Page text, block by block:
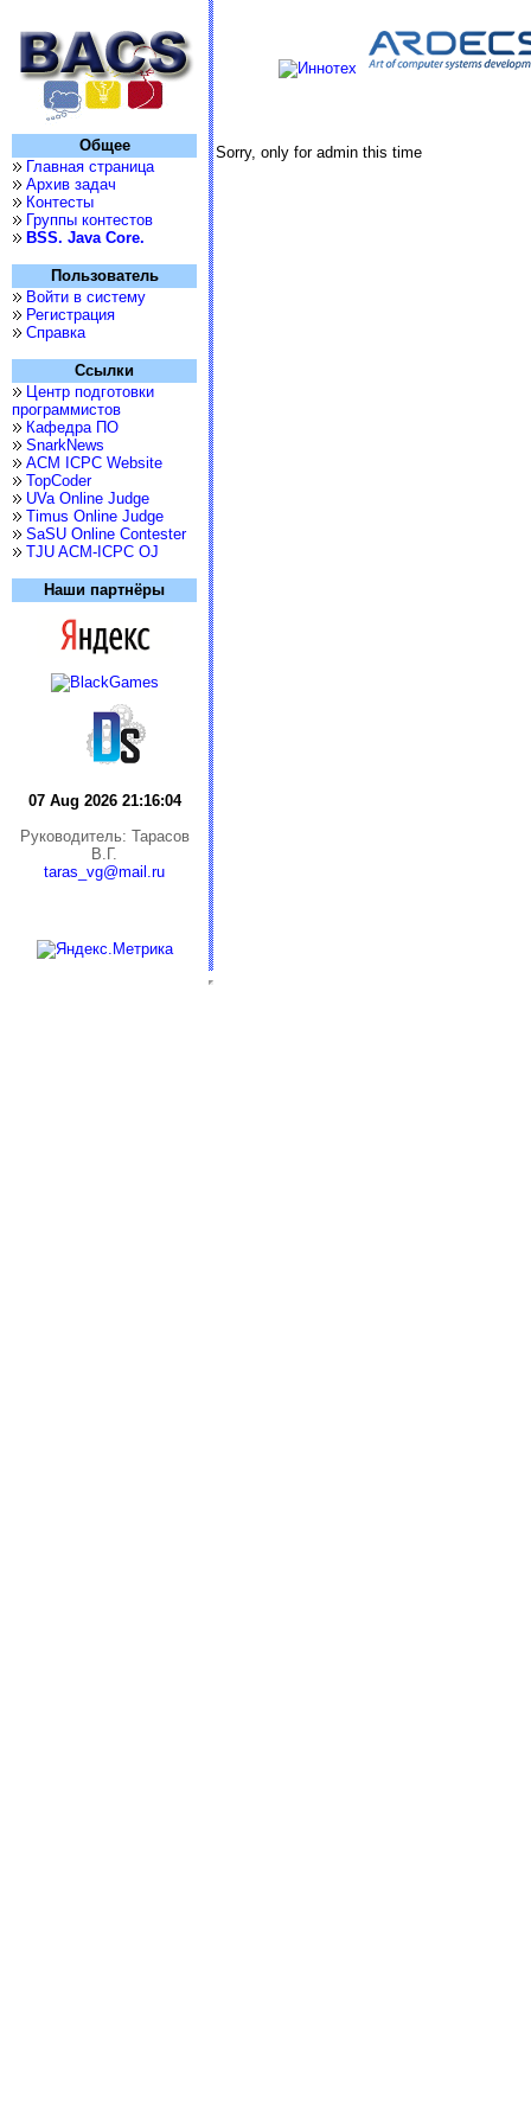
Общее
Главная страница
Архив задач
Контесты
Группы контестов
BSS. Java Core.
Пользователь
Войти в систему
Регистрация
Справка
Ссылки
Центр подготовки
программистов
Кафедра ПО
SnarkNews
ACM ICPC Website
TopCoder
UVa Online Judge
Timus Online Judge
SaSU Online Contester
TJU ACM-ICPC OJ
Наши партнёры
07 Aug 2026 21:16:04
Руководитель: Тарасов
В.Г.
taras_vg@mail.ru
Sorry, only for admin this time